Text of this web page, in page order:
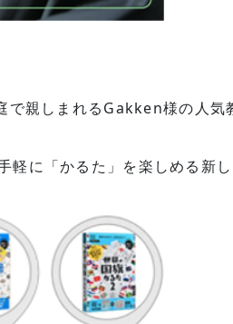
親しまれるGakken様の人気
に「かるた」を楽しめる新